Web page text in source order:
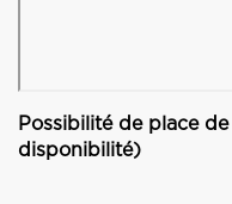
Possibilité de place
disponibilité)